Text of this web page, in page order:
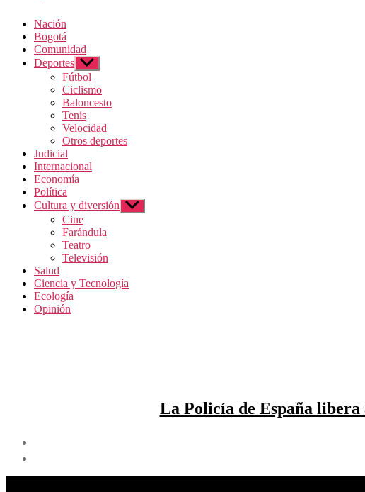
Nación
Bogotá
Comunidad
Deportes Mostrar
el
submenú
Fútbol
Ciclismo
Baloncesto
Tenis
Velocidad
Otros deportes
Judicial
Internacional
Economía
Política
Cultura y diversión Mostrar
el
Cine
Farándula
Teatro
Televisión
Salud
Ciencia y Tecnología
Ecología
Opinión
La Policía de España libera